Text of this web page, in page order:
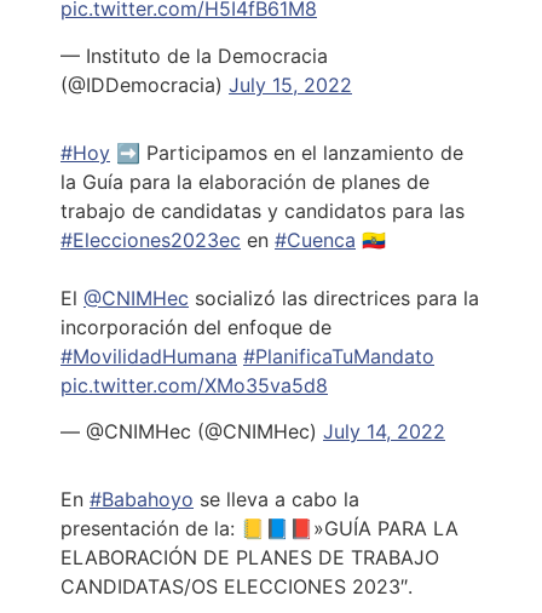
pic.twitter.com/H5I4fB61M8
— Instituto de la Democracia
(@IDDemocracia) July 15, 2022
#Hoy ➡️ Participamos en el lanzamiento de
la Guía para la elaboración de planes de
trabajo de candidatas y candidatos para las
#Elecciones2023ec en #Cuenca 🇪🇨
El @CNIMHec socializó las directrices para la
incorporación del enfoque de
#MovilidadHumana #PlanificaTuMandato
pic.twitter.com/XMo35va5d8
— @CNIMHec (@CNIMHec) July 14, 2022
En #Babahoyo se lleva a cabo la
presentación de la: 📒📘📕»GUÍA PARA LA
ELABORACIÓN DE PLANES DE TRABAJO
CANDIDATAS/OS ELECCIONES 2023″.